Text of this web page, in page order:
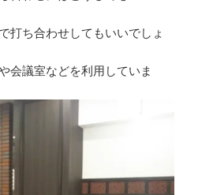
打ち合わせしてもいいでしょ
会議室などを利用していま